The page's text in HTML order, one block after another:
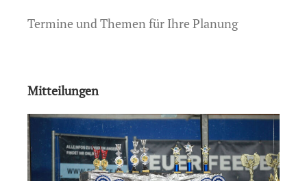
Termine und Themen für Ihre Planung
Mitteilungen